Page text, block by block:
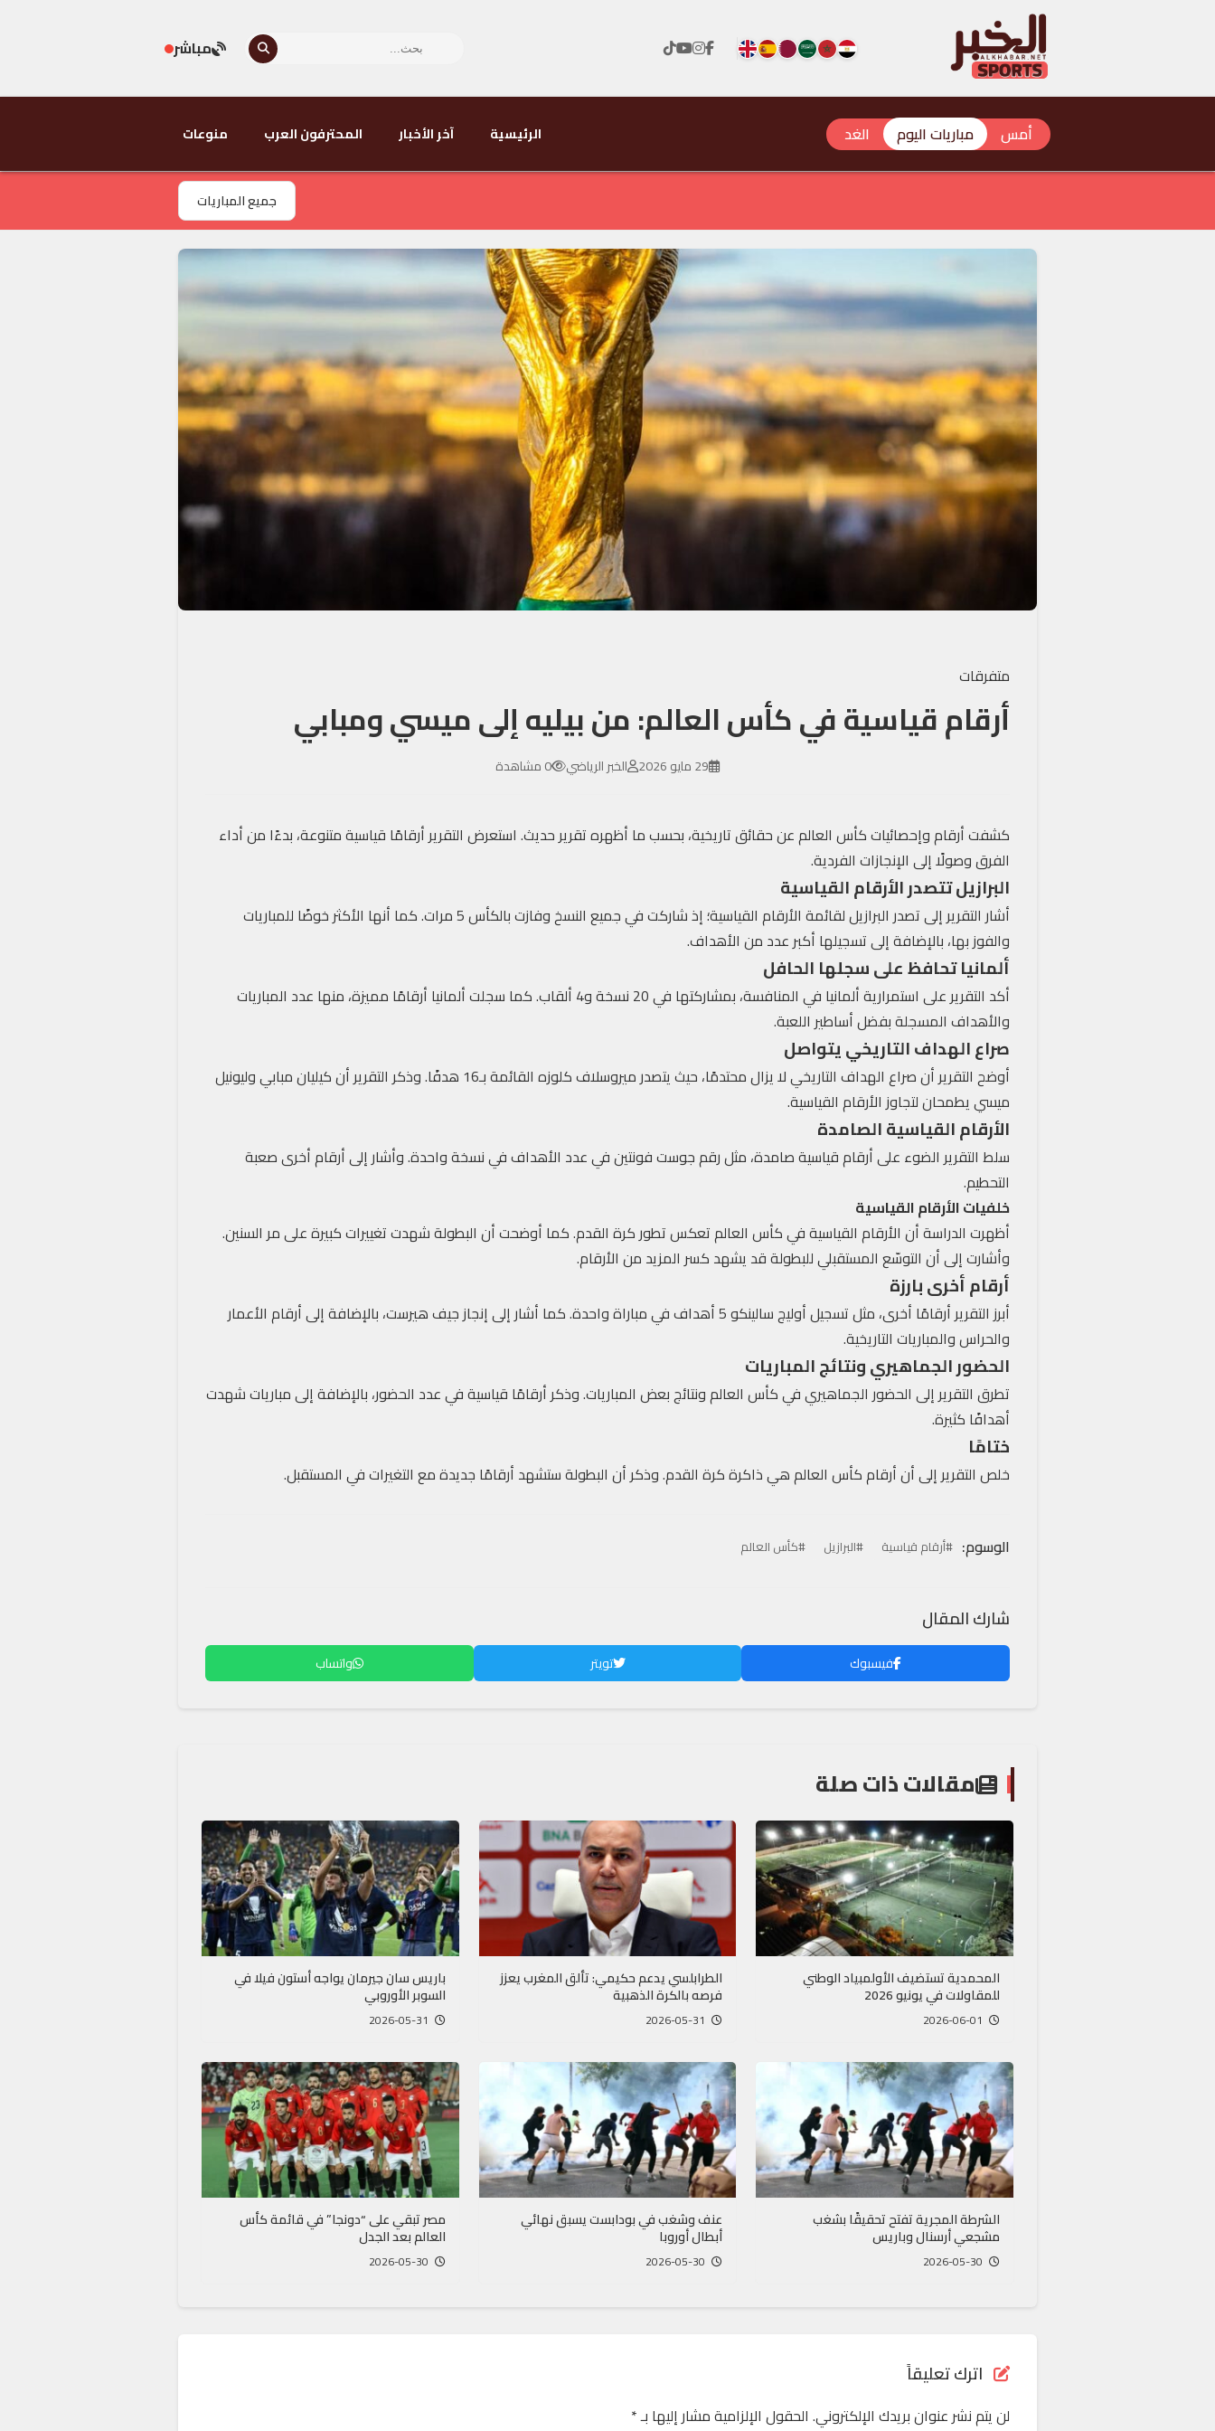
مباشر
أمس مباريات اليوم الغد الرئيسية آخر الأخبار المحترفون العرب منوعات
جميع المباريات
متفرقات
أرقام قياسية في كأس العالم: من بيليه إلى ميسي ومبابي
29 مايو 2026 الخبر الرياضي 0 مشاهدة
كشفت أرقام وإحصائيات كأس العالم عن حقائق تاريخية، بحسب ما أظهره تقرير حديث. استعرض التقرير أرقامًا قياسية متنوعة، بدءًا من أداء
الفرق وصولًا إلى الإنجازات الفردية.
البرازيل تتصدر الأرقام القياسية
أشار التقرير إلى تصدر البرازيل لقائمة الأرقام القياسية؛ إذ شاركت في جميع النسخ وفازت بالكأس 5 مرات. كما أنها الأكثر خوضًا للمباريات
والفوز بها، بالإضافة إلى تسجيلها أكبر عدد من الأهداف.
ألمانيا تحافظ على سجلها الحافل
أكد التقرير على استمرارية ألمانيا في المنافسة، بمشاركتها في 20 نسخة و4 ألقاب. كما سجلت ألمانيا أرقامًا مميزة، منها عدد المباريات
والأهداف المسجلة بفضل أساطير اللعبة.
صراع الهداف التاريخي يتواصل
أوضح التقرير أن صراع الهداف التاريخي لا يزال محتدمًا، حيث يتصدر ميروسلاف كلوزه القائمة بـ16 هدفًا. وذكر التقرير أن كيليان مبابي وليونيل
ميسي يطمحان لتجاوز الأرقام القياسية.
الأرقام القياسية الصامدة
سلط التقرير الضوء على أرقام قياسية صامدة، مثل رقم جوست فونتين في عدد الأهداف في نسخة واحدة. وأشار إلى أرقام أخرى صعبة
التحطيم.
خلفيات الأرقام القياسية
أظهرت الدراسة أن الأرقام القياسية في كأس العالم تعكس تطور كرة القدم. كما أوضحت أن البطولة شهدت تغييرات كبيرة على مر السنين.
وأشارت إلى أن التوسّع المستقبلي للبطولة قد يشهد كسر المزيد من الأرقام.
أرقام أخرى بارزة
أبرز التقرير أرقامًا أخرى، مثل تسجيل أوليج سالينكو 5 أهداف في مباراة واحدة. كما أشار إلى إنجاز جيف هيرست، بالإضافة إلى أرقام الأعمار
والحراس والمباريات التاريخية.
الحضور الجماهيري ونتائج المباريات
تطرق التقرير إلى الحضور الجماهيري في كأس العالم ونتائج بعض المباريات. وذكر أرقامًا قياسية في عدد الحضور، بالإضافة إلى مباريات شهدت
أهدافًا كثيرة.
ختامًا
خلص التقرير إلى أن أرقام كأس العالم هي ذاكرة كرة القدم. وذكر أن البطولة ستشهد أرقامًا جديدة مع التغيرات في المستقبل.
الوسوم: #أرقام قياسية #البرازيل #كأس العالم
شارك المقال
فيسبوك تويتر واتساب
مقالات ذات صلة
المحمدية تستضيف الأولمبياد الوطني
للمقاولات في يونيو 2026
الطرابلسي يدعم حكيمي: تألق المغرب يعزز
فرصه بالكرة الذهبية
باريس سان جيرمان يواجه أستون فيلا في
السوبر الأوروبي
الشرطة المجرية تفتح تحقيقًا بشغب
مشجعي أرسنال وباريس
عنف وشغب في بودابست يسبق نهائي
أبطال أوروبا
مصر تبقي على “دونجا” في قائمة كأس
العالم بعد الجدل
اترك تعليقاً
لن يتم نشر عنوان بريدك الإلكتروني. الحقول الإلزامية مشار إليها بـ*